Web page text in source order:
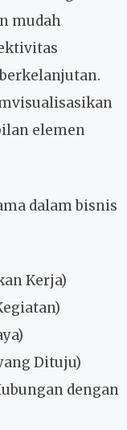
mudah
elemen
dalam bisnis
Kerja)
Dituju)
dengan